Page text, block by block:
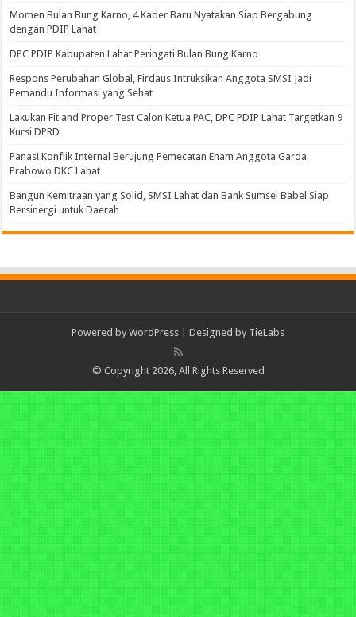
Momen Bulan Bung Karno, 4 Kader Baru Nyatakan Siap Bergabung
dengan PDIP Lahat
DPC PDIP Kabupaten Lahat Peringati Bulan Bung Karno
Respons Perubahan Global, Firdaus Intruksikan Anggota SMSI Jadi
Pemandu Informasi yang Sehat
Lakukan Fit and Proper Test Calon Ketua PAC, DPC PDIP Lahat Targetkan 9
Kursi DPRD
Panas! Konflik Internal Berujung Pemecatan Enam Anggota Garda
Prabowo DKC Lahat
Bangun Kemitraan yang Solid, SMSI Lahat dan Bank Sumsel Babel Siap
Bersinergi untuk Daerah
Powered by WordPress | Designed by TieLabs
© Copyright 2026, All Rights Reserved